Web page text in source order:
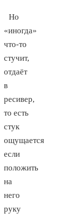
Но
«иногда»
что-то
стучит,
отдаёт
в
ресивер,
то есть
стук
ощущается
если
положить
на
него
руку